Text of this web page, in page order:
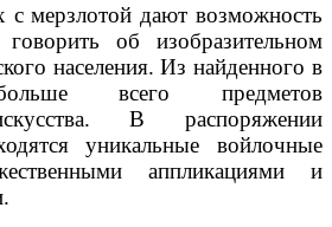
с мерзлотой дают возможность
об изобразительном
населения. Из найденного в
всего предметов
В распоряжении
уникальные войлочные
аппликациями и